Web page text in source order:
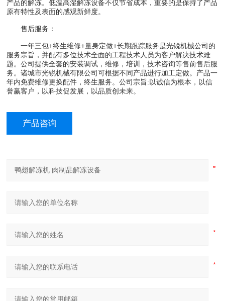
产品的解冻。低温高湿解冻设备不仅节省成本，重要的是保持了产品
原有特性及表面的感观新鲜度。
售后服务：
一年三包+终生维修+量身定做+长期跟踪服务是光锐机械公司的
服务宗旨，并配有多位技术全面的工程技术人员为客户解决技术难
题。公司提供全套的安装调试，维修，培训，技术咨询等售前售后服
务。诸城市光锐机械有限公司可根据不同产品进行加工定做。产品一
年内免费维修更换配件，终生服务。公司宗旨:以诚信为根本，以信
誉赢客户，以科技促发展，以品质创未来。
产品咨询